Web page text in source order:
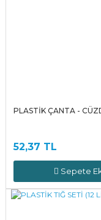
PLASTİK ÇANTA -
52,37 TL
Sepete